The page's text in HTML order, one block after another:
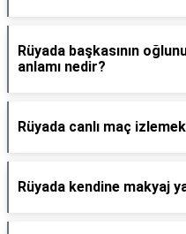
Rüyada başkasının
anlamı nedir?
Rüyada canlı maç
Rüyada kendine makyaj